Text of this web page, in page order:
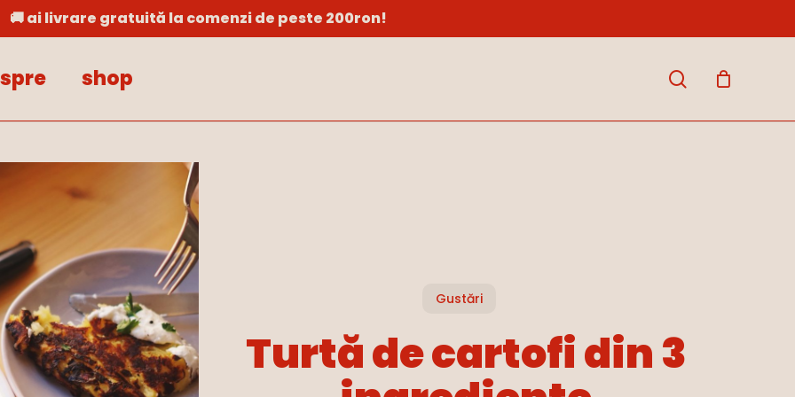
🚚 ai livrare gratuită la comenzi de peste 200ron!
shop search
Cart Close
Gustări
Turtă de cartofi din 3